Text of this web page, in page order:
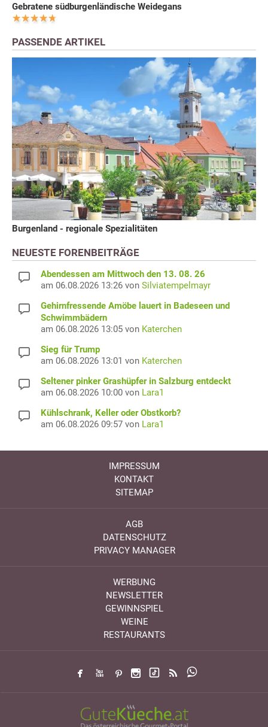
Gebratene südburgenländische Weidegans
PASSENDE ARTIKEL
Burgenland - regionale Spezialitäten
NEUESTE FORENBEITRÄGE
Abendessen am Mittwoch den 13. 08. 26
am 06.08.2026 13:26 von Silviatempelmayr
Gehirnfressende Amöbe lauert in Badeseen und
Schwimmbädern
am 06.08.2026 13:05 von Katerchen
Sieg für Trump
am 06.08.2026 13:01 von Katerchen
Seltener pinker Grashüpfer in Salzburg entdeckt
am 06.08.2026 10:00 von Lara1
Kühlschrank, Keller oder Obstkorb?
am 06.08.2026 09:57 von Lara1
IMPRESSUM
KONTAKT
SITEMAP
AGB
DATENSCHUTZ
PRIVACY MANAGER
WERBUNG
NEWSLETTER
GEWINNSPIEL
WEINE
RESTAURANTS